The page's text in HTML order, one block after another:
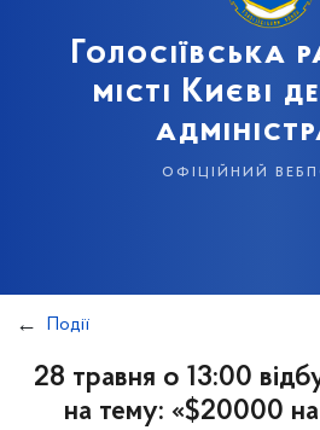
Голосіївська
місті Києві
офіційний
Події
28 травня о 13:00
на тему: «$20000 на